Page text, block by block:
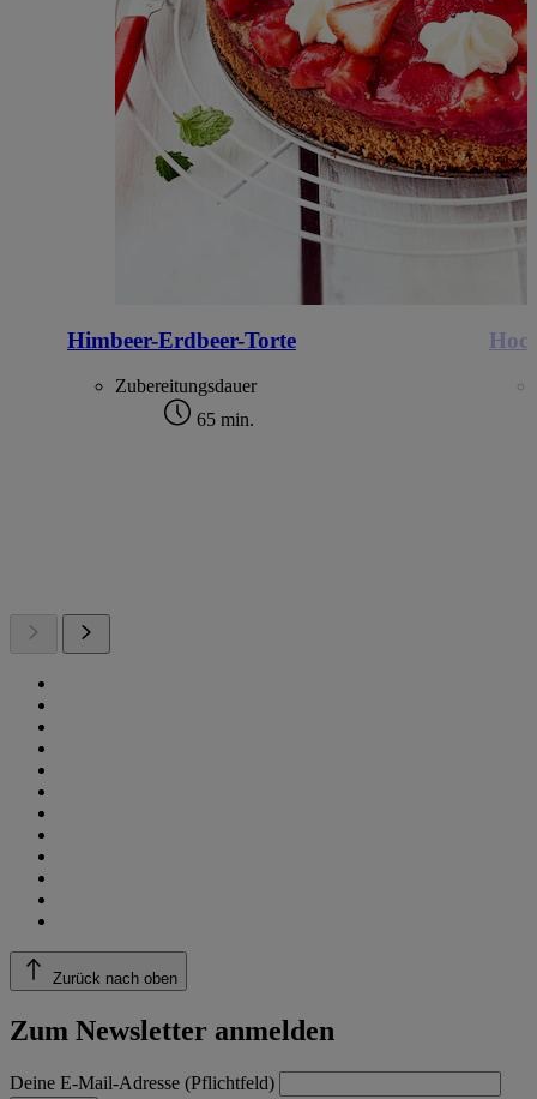
Himbeer-Erdbeer-Torte
Zubereitungsdauer
65 min.
Zurück nach oben
Zum Newsletter anmelden
Deine E-Mail-Adresse (Pflichtfeld)